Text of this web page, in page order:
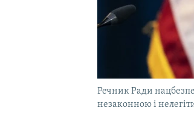
Речник Ради
незаконною і